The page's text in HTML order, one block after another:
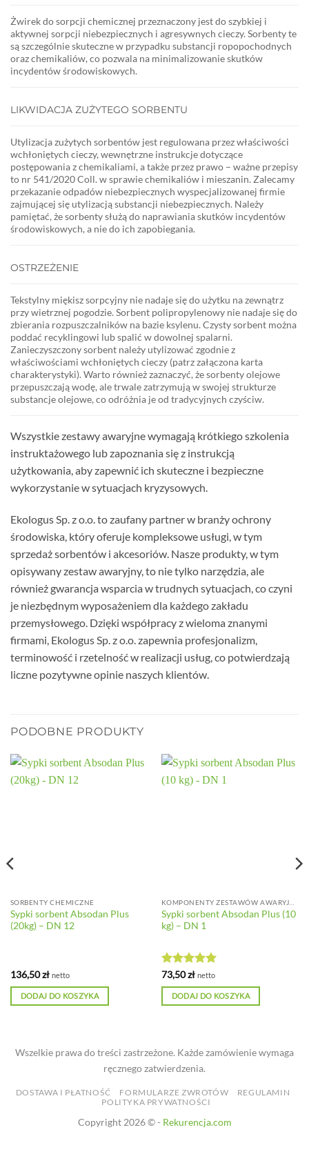
Żwirek do sorpcji chemicznej przeznaczony jest do szybkiej i
aktywnej sorpcji niebezpiecznych i agresywnych cieczy. Sorbenty te
są szczególnie skuteczne w przypadku substancji ropopochodnych
oraz chemikaliów, co pozwala na minimalizowanie skutków
incydentów środowiskowych.
LIKWIDACJA ZUŻYTEGO SORBENTU
Utylizacja zużytych sorbentów jest regulowana przez właściwości
wchłoniętych cieczy, wewnętrzne instrukcje dotyczące
postępowania z chemikaliami, a także przez prawo – ważne przepisy
to nr 541/2020 Coll. w sprawie chemikaliów i mieszanin. Zalecamy
przekazanie odpadów niebezpiecznych wyspecjalizowanej firmie
zajmującej się utylizacją substancji niebezpiecznych. Należy
pamiętać, że sorbenty służą do naprawiania skutków incydentów
środowiskowych, a nie do ich zapobiegania.
OSTRZEŻENIE
Tekstylny miękisz sorpcyjny nie nadaje się do użytku na zewnątrz
przy wietrznej pogodzie. Sorbent polipropylenowy nie nadaje się do
zbierania rozpuszczalników na bazie ksylenu. Czysty sorbent można
poddać recyklingowi lub spalić w dowolnej spalarni.
Zanieczyszczony sorbent należy utylizować zgodnie z
właściwościami wchłoniętych cieczy (patrz załączona karta
charakterystyki). Warto również zaznaczyć, że sorbenty olejowe
przepuszczają wodę, ale trwale zatrzymują w swojej strukturze
substancje olejowe, co odróżnia je od tradycyjnych czyściw.
Wszystkie zestawy awaryjne wymagają krótkiego szkolenia
instruktażowego lub zapoznania się z instrukcją
użytkowania, aby zapewnić ich skuteczne i bezpieczne
wykorzystanie w sytuacjach kryzysowych.
Ekologus Sp. z o.o. to zaufany partner w branży ochrony
środowiska, który oferuje kompleksowe usługi, w tym
sprzedaż sorbentów i akcesoriów. Nasze produkty, w tym
opisywany zestaw awaryjny, to nie tylko narzędzia, ale
również gwarancja wsparcia w trudnych sytuacjach, co czyni
je niezbędnym wyposażeniem dla każdego zakładu
przemysłowego. Dzięki współpracy z wieloma znanymi
firmami, Ekologus Sp. z o.o. zapewnia profesjonalizm,
terminowość i rzetelność w realizacji usług, co potwierdzają
liczne pozytywne opinie naszych klientów.
PODOBNE PRODUKTY
SORBENTY CHEMICZNE
Sypki sorbent Absodan Plus
(20kg) – DN 12
136,50zł netto
DODAJ DO KOSZYKA
KOMPONENTY ZESTAWÓW AWARYJNYCH
Sypki sorbent Absodan Plus (10
kg) – DN 1
Oceniono5
na 5
73,50zł netto
DODAJ DO KOSZYKA
Wszelkie prawa do treści zastrzeżone. Każde zamówienie wymaga
ręcznego zatwierdzenia.
DOSTAWA I PŁATNOŚĆ FORMULARZE ZWROTÓW
REGULAMIN
POLITYKA PRYWATNOŚCI
Copyright 2026 © - Rekurencja.com